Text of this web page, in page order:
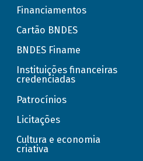
Financiamentos
Cartão BNDES
BNDES Finame
Instituições financeiras
credenciadas
Patrocínios
Licitações
Cultura e economia
criativa